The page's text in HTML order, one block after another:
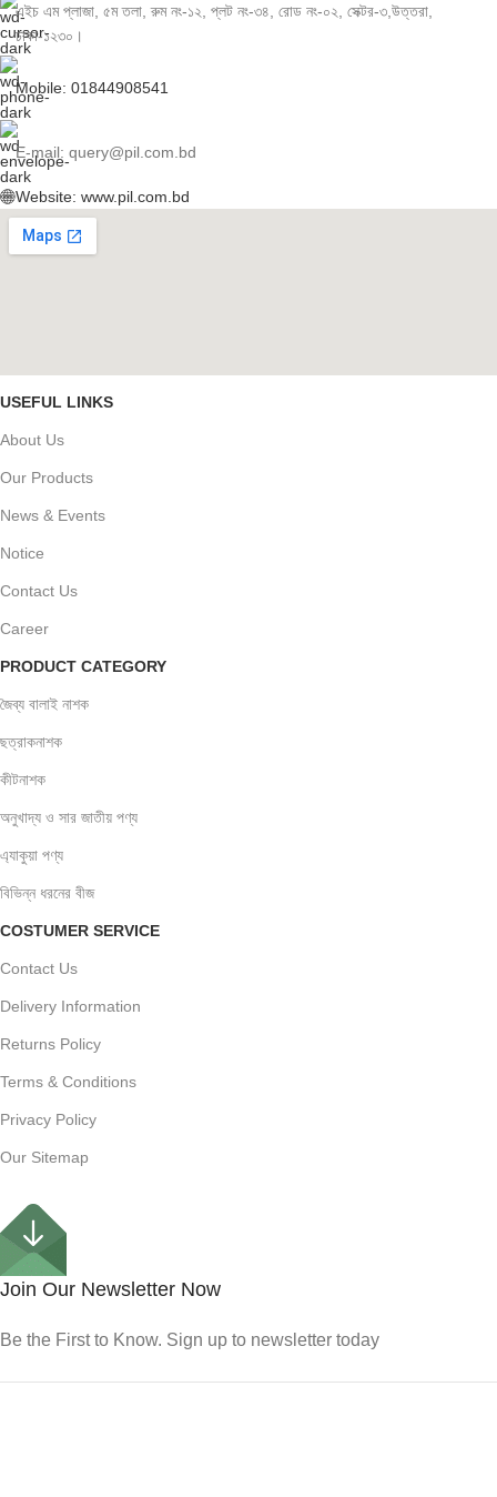
এইচ এম প্লাজা, ৫ম তলা, রুম নং-১২, প্লট নং-৩৪, রোড নং-০২, সেক্টর-৩,উত্তরা,
ঢাকা-১২৩০।
Mobile: 01844908541
E-mail: query@pil.com.bd
Website: www.pil.com.bd
USEFUL LINKS
About Us
Our Products
News & Events
Notice
Contact Us
Career
PRODUCT CATEGORY
জৈব্য বালাই নাশক
ছত্রাকনাশক
কীটনাশক
অনুখাদ্য ও সার জাতীয় পণ্য
এ্যাকুয়া পণ্য
বিভিন্ন ধরনের বীজ
COSTUMER SERVICE
Contact Us
Delivery Information
Returns Policy
Terms & Conditions
Privacy Policy
Our Sitemap
Join Our Newsletter Now
Be the First to Know. Sign up to newsletter today